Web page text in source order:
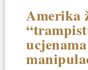
Amerika